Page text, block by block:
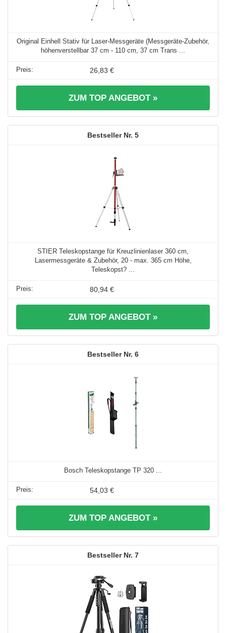
Original Einhell Stativ für Laser-Messgeräte (Messgeräte-Zubehör,
höhenverstellbar 37 cm - 110 cm, 37 cm Trans ...
26,83 €
ZUM TOP ANGEBOT »
5
STIER Teleskopstange für Kreuzlinienlaser 360 cm,
Lasermessgeräte & Zubehör, 20 - max. 365 cm Höhe,
Teleskopst? ...
80,94 €
ZUM TOP ANGEBOT »
6
Bosch Teleskopstange TP 320 ...
54,03 €
ZUM TOP ANGEBOT »
7